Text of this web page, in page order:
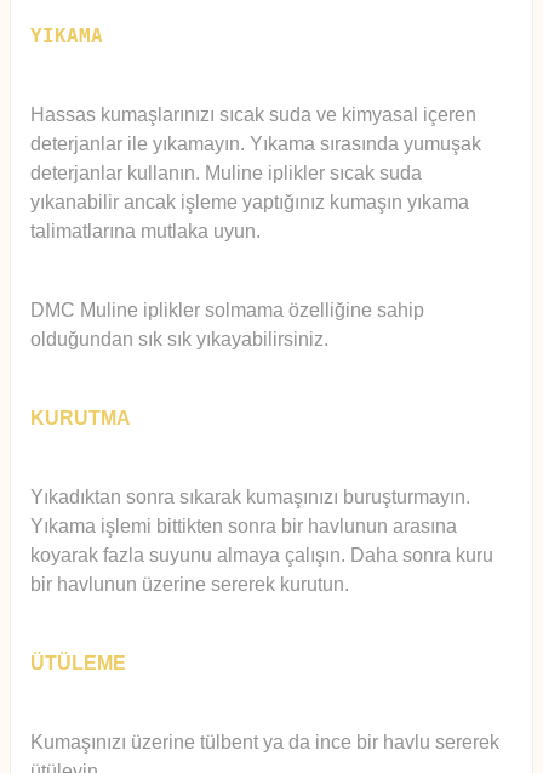
YIKAMA
Hassas kumaşlarınızı sıcak suda ve kimyasal içeren
deterjanlar ile yıkamayın. Yıkama sırasında yumuşak
deterjanlar kullanın. Muline iplikler sıcak suda
yıkanabilir ancak işleme yaptığınız kumaşın yıkama
talimatlarına mutlaka uyun.
DMC Muline iplikler solmama özelliğine sahip
olduğundan sık sık yıkayabilirsiniz.
KURUTMA
Yıkadıktan sonra sıkarak kumaşınızı buruşturmayın.
Yıkama işlemi bittikten sonra bir havlunun arasına
koyarak fazla suyunu almaya çalışın. Daha sonra kuru
bir havlunun üzerine sererek kurutun.
ÜTÜLEME
Kumaşınızı üzerine tülbent ya da ince bir havlu sererek